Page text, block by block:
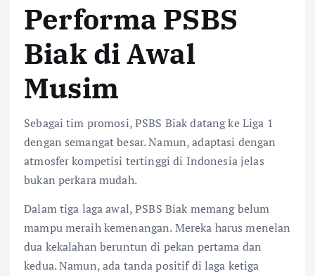
Performa PSBS
Biak di Awal
Musim
Sebagai tim promosi, PSBS Biak datang ke Liga 1
dengan semangat besar. Namun, adaptasi dengan
atmosfer kompetisi tertinggi di Indonesia jelas
bukan perkara mudah.
Dalam tiga laga awal, PSBS Biak memang belum
mampu meraih kemenangan. Mereka harus menelan
dua kekalahan beruntun di pekan pertama dan
kedua. Namun, ada tanda positif di laga ketiga